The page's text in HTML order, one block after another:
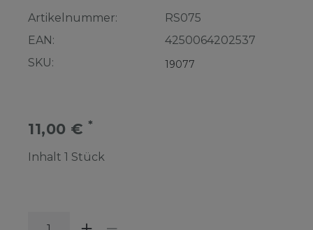
Artikelnummer:
EAN:
SKU:
RS075
4250064202537
19077
11,00 € *
Inhalt 1 Stück